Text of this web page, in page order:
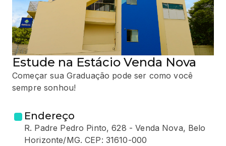
Estude na Estácio Venda Nova
Começar sua Graduação pode ser como você
sempre sonhou!
Endereço
R. Padre Pedro Pinto, 628 - Venda Nova, Belo
Horizonte/MG. CEP: 31610-000